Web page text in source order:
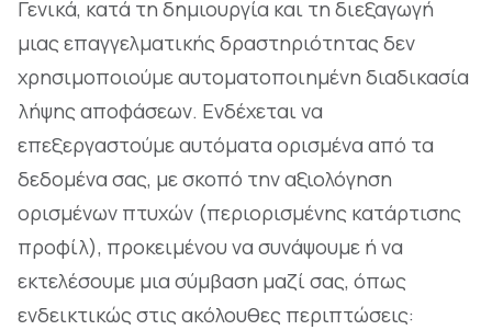
Γενικά, κατά τη δημιουργία και τη διεξαγωγή
μιας επαγγελματικής δραστηριότητας δεν
χρησιμοποιούμε αυτοματοποιημένη διαδικασία
λήψης αποφάσεων. Ενδέχεται να
επεξεργαστούμε αυτόματα ορισμένα από τα
δεδομένα σας, με σκοπό την αξιολόγηση
ορισμένων πτυχών (περιορισμένης κατάρτισης
προφίλ), προκειμένου να συνάψουμε ή να
εκτελέσουμε μια σύμβαση μαζί σας, όπως
ενδεικτικώς στις ακόλουθες περιπτώσεις: